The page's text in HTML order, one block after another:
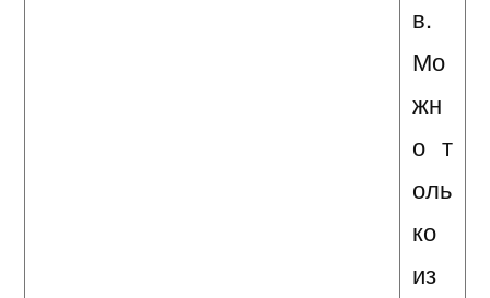
в.
Мо
жн
о т
оль
ко
из